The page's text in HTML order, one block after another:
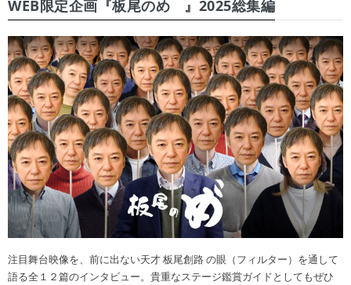
WEB限定企画『板尾のめ゙』2025総集編
注目舞台映像を、前に出ない天才 板尾創路 の眼（フィルター）を通して
語る全１２篇のインタビュー。貴重なステージ鑑賞ガイドとしてもぜひ